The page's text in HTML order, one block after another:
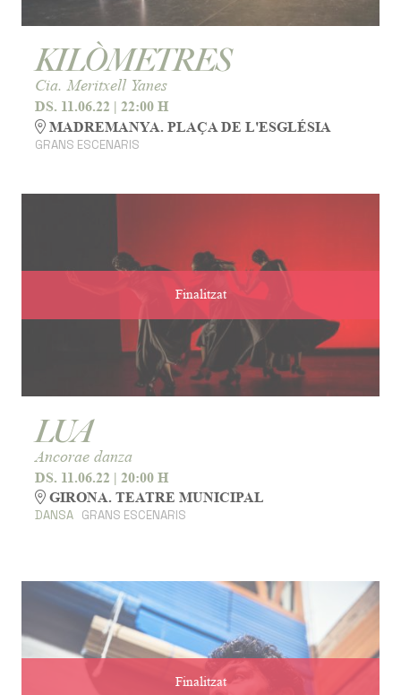
KILÒMETRES
Cia. Meritxell Yanes
DS. 11.06.22 | 22:00 H
MADREMANYA. PLAÇA DE L'ESGLÉSIA
GRANS ESCENARIS
Finalitzat
LUA
Ancorae danza
DS. 11.06.22 | 20:00 H
GIRONA. TEATRE MUNICIPAL
DANSA GRANS ESCENARIS
Finalitzat